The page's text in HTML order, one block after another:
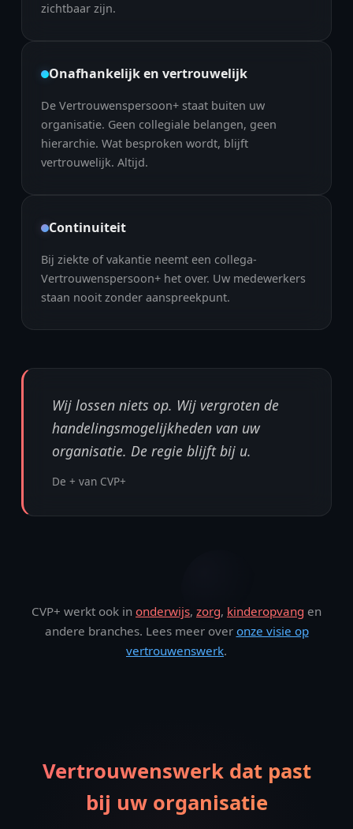
zichtbaar zijn.
Onafhankelijk en vertrouwelijk
De Vertrouwenspersoon+ staat buiten uw
organisatie. Geen collegiale belangen, geen
hierarchie. Wat besproken wordt, blijft
vertrouwelijk. Altijd.
Continuiteit
Bij ziekte of vakantie neemt een collega-
Vertrouwenspersoon+ het over. Uw medewerkers
staan nooit zonder aanspreekpunt.
Wij lossen niets op. Wij vergroten de
handelingsmogelijkheden van uw
organisatie. De regie blijft bij u.
De + van CVP+
CVP+ werkt ook in onderwijs, zorg, kinderopvang en
andere branches. Lees meer over onze visie op
vertrouwenswerk.
Vertrouwenswerk dat past
bij uw organisatie